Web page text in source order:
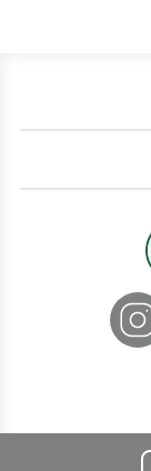
文件
服務
申請
國際